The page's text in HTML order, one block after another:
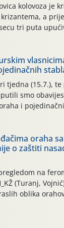
kolovoza je
a
tri puta
zaštite
i fito-fagnih
mjeseca je
vruće
[…]tjedna (15.7.),
smo
i
usmjerenog
completa)!
“toplinski
(31.7.-
[…]
oraha
o zaštiti
na
(Turanj,
oblika
Niska brojnost
o mladim